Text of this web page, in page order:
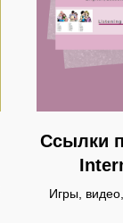
Ссылки
Игры,